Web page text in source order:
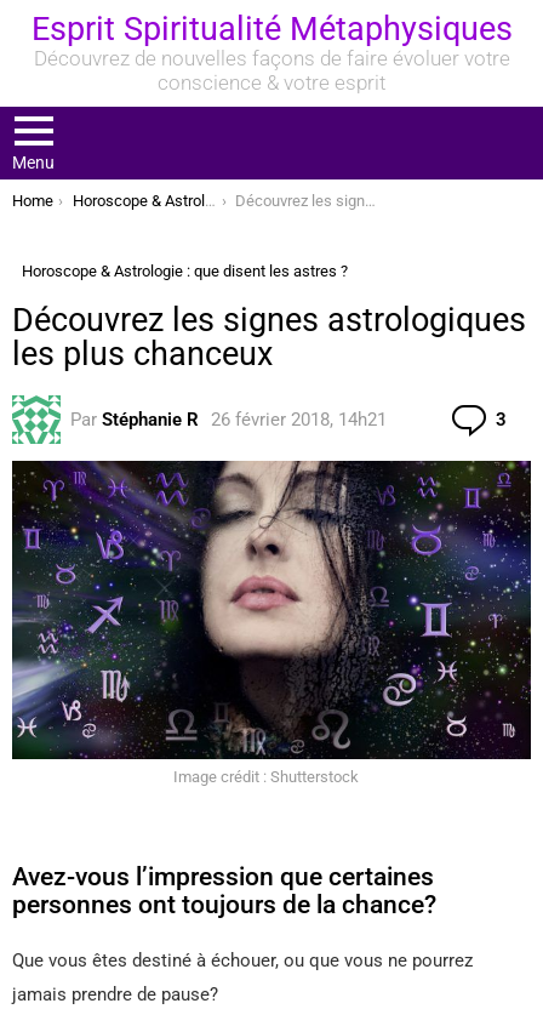
Esprit Spiritualité Métaphysiques
Découvrez de nouvelles façons de faire évoluer votre
conscience & votre esprit
Menu
You are here:
Home Horoscope & Astrologie : que disent les astres ? Découvrez les signes astrologiques les plus chanceux
Horoscope & Astrologie : que disent les astres ?
Découvrez les signes astrologiques
les plus chanceux
Par Stéphanie R 26 février 2018, 14h21 3
Image crédit : Shutterstock
Avez-vous l’impression que certaines
personnes ont toujours de la chance?
Que vous êtes destiné à échouer, ou que vous ne pourrez
jamais prendre de pause?